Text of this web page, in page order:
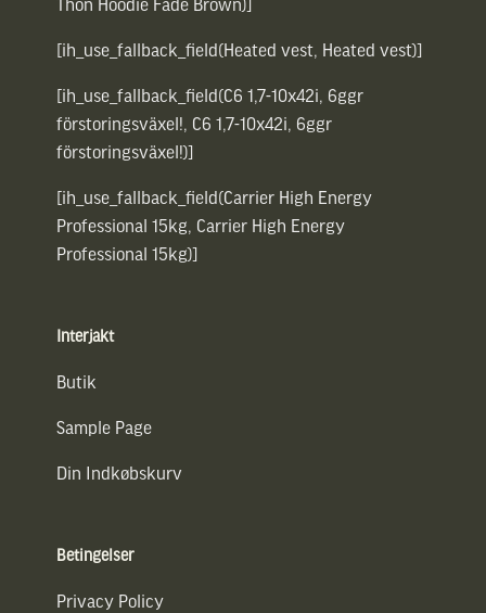
Thon Hoodie Fade Brown)]
[ih_use_fallback_field(Heated vest, Heated vest)]
[ih_use_fallback_field(C6 1,7-10x42i, 6ggr
förstoringsväxel!, C6 1,7-10x42i, 6ggr
förstoringsväxel!)]
[ih_use_fallback_field(Carrier High Energy
Professional 15kg, Carrier High Energy
Professional 15kg)]
Interjakt
Butik
Sample Page
Din Indkøbskurv
Betingelser
Privacy Policy